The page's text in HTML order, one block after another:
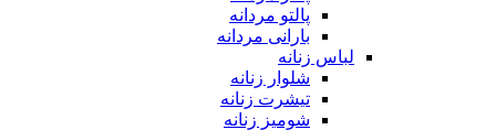
پالتو مردانه
بارانی مردانه
لباس زنانه
شلوار زنانه
تیشرت زنانه
شومیز زنانه